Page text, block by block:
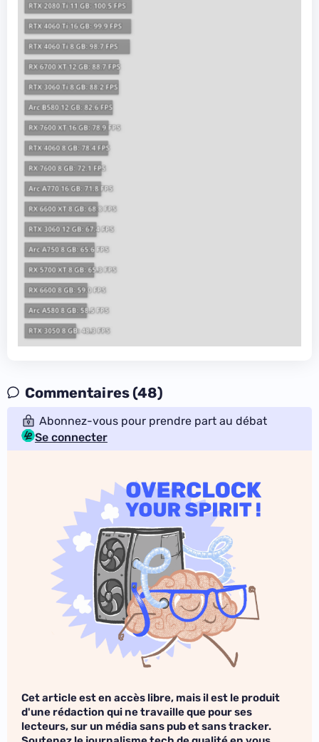
Commentaires (48)
Abonnez-vous pour prendre part au débat
Se connecter
Cet article est en accès libre, mais il est le produit
d'une rédaction qui ne travaille que pour ses
lecteurs, sur un média sans pub et sans tracker.